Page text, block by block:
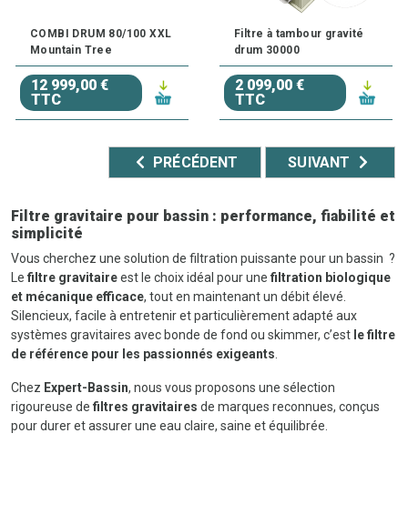
COMBI DRUM 80/100 XXL
Mountain Tree
12 999,00 €
TTC
Filtre à tambour gravité
drum 30000
2 099,00 €
TTC
PRÉCÉDENT SUIVANT
Filtre gravitaire pour bassin : performance, fiabilité et
simplicité
Vous cherchez une solution de filtration puissante pour un bassin ?
Le filtre gravitaireest le choix idéal pour une filtration biologique
et mécanique efficace, tout en maintenant un débit élevé.
Silencieux, facile à entretenir et particulièrement adapté aux
systèmes gravitaires avec bonde de fond ou skimmer, c’est le filtre
de référence pour les passionnés exigeants
Chez Expert-Bassin, nous vous proposons une sélection
rigoureuse de filtres gravitaires de marques reconnues, conçus
pour durer et assurer une eau claire, saine et équilibrée.